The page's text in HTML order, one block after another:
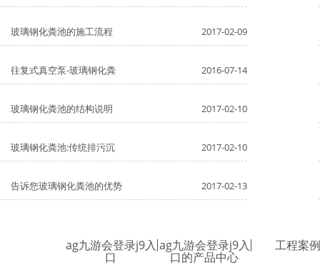
玻璃钢化粪池的施工流程 2017-02-09
往复式真空泵-玻璃钢化粪 2016-07-14
玻璃钢化粪池的结构说明 2017-02-10
玻璃钢化粪池:传统排污沉 2017-02-10
告诉您玻璃钢化粪池的优势 2017-02-13
ag九游会登录j9入
口
ag九游会登录j9入
口的产品中心
工程案例